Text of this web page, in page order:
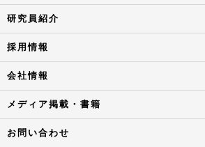
研究員紹介
採用情報
会社情報
メディア掲載・書籍
お問い合わせ